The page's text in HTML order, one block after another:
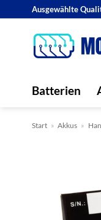
springen
Ausgewählte
Batterien
Start » Akkus »